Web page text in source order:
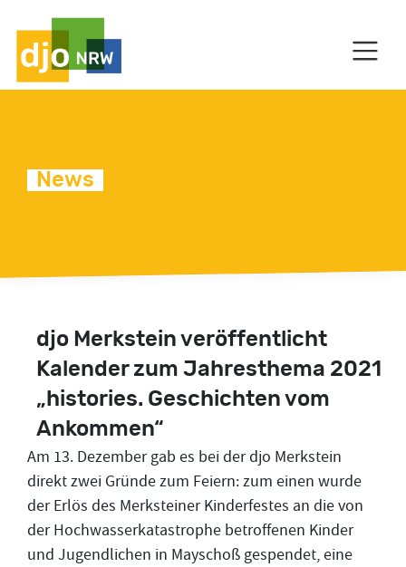
News
djo Merkstein veröffentlicht
Kalender zum Jahresthema 2021
„histories. Geschichten vom
Ankommen“
Am 13. Dezember gab es bei der djo Merkstein
direkt zwei Gründe zum Feiern: zum einen wurde
der Erlös des Merksteiner Kinderfestes an die von
der Hochwasserkatastrophe betroffenen Kinder
und Jugendlichen in Mayschoß gespendet, eine